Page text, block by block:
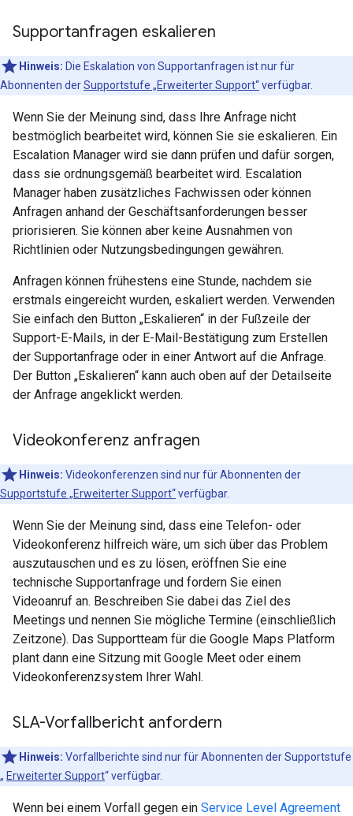
Supportanfragen eskalieren
Hinweis: Die Eskalation von Supportanfragen ist nur für
Abonnenten derSupportstufe „Erweiterter Support“verfügbar.
Wenn Sie der Meinung sind, dass Ihre Anfrage nicht
bestmöglich bearbeitet wird, können Sie sie eskalieren. Ein
Escalation Manager wird sie dann prüfen und dafür sorgen,
dass sie ordnungsgemäß bearbeitet wird. Escalation
Manager haben zusätzliches Fachwissen oder können
Anfragen anhand der Geschäftsanforderungen besser
priorisieren. Sie können aber keine Ausnahmen von
Richtlinien oder Nutzungsbedingungen gewähren.
Anfragen können frühestens eine Stunde, nachdem sie
erstmals eingereicht wurden, eskaliert werden. Verwenden
Sie einfach den Button „Eskalieren“ in der Fußzeile der
Support-E-Mails, in der E-Mail-Bestätigung zum Erstellen
der Supportanfrage oder in einer Antwort auf die Anfrage.
Der Button „Eskalieren“ kann auch oben auf der Detailseite
der Anfrage angeklickt werden.
Videokonferenz anfragen
Hinweis: Videokonferenzen sind nur für Abonnenten der
Supportstufe „Erweiterter Support“verfügbar.
Wenn Sie der Meinung sind, dass eine Telefon- oder
Videokonferenz hilfreich wäre, um sich über das Problem
auszutauschen und es zu lösen, eröffnen Sie eine
technische Supportanfrage und fordern Sie einen
Videoanruf an. Beschreiben Sie dabei das Ziel des
Meetings und nennen Sie mögliche Termine (einschließlich
Zeitzone). Das Supportteam für die Google Maps Platform
plant dann eine Sitzung mit Google Meet oder einem
Videokonferenzsystem Ihrer Wahl.
SLA-Vorfallbericht anfordern
Hinweis: Vorfallberichte sind nur für Abonnenten der Supportstufe
„ Erweiterter Support“ verfügbar.
Wenn bei einem Vorfall gegen ein Service Level Agreement